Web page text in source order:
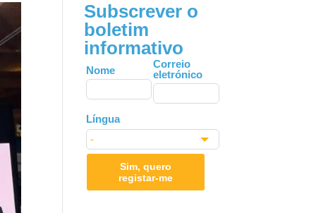
Subscrever o
boletim
informativo
Leave
this
field
blank
Nome
Correio
eletrónico
Língua
Sim, quero
registar-me